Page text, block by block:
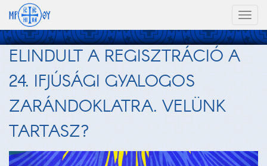
ELINDULT A REGISZTRÁCIÓ A
24. IFJÚSÁGI GYALOGOS
ZARÁNDOKLATRA. VELÜNK
TARTASZ?